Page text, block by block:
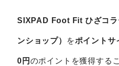
SIXPAD Foot Fit ひざコラ
ンショップ） をポイントサ
0円 のポイントを獲得する